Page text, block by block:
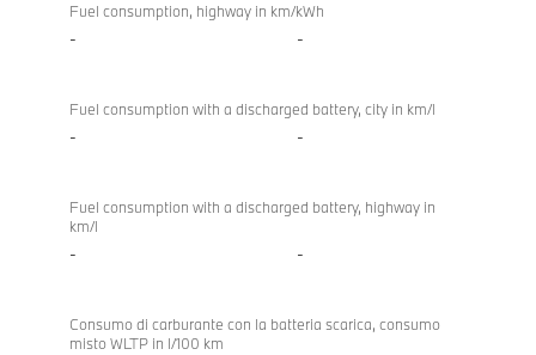
Fuel consumption, highway in km/kWh
- -
Fuel consumption with a discharged battery, city in km/l
- -
Fuel consumption with a discharged battery, highway in
km/l
- -
Consumo di carburante con la batteria scarica, consumo
misto WLTP in l/100 km